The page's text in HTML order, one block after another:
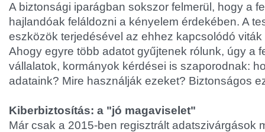
A biztonsági iparágban sokszor felmerül, hogy a
hajlandóak feláldozni a kényelem érdekében. A
eszközök terjedésével az ehhez kapcsolódó viták
Ahogy egyre több adatot gyűjtenek rólunk, úgy a
vállalatok, kormányok kérdései is szaporodnak:
adataink? Mire használják ezeket? Biztonságos
Kiberbiztosítás: a "jó magaviselet"
Már csak a 2015-ben regisztrált adatszivárgások